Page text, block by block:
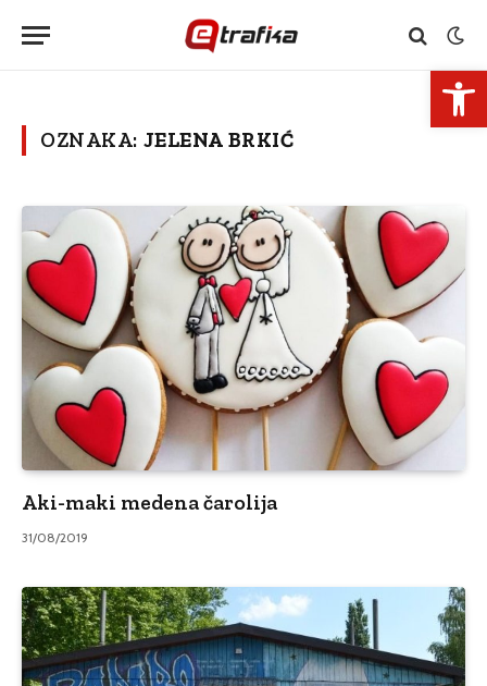
OZNAKA: JELENA BRKIĆ
Aki-maki medena čarolija
31/08/2019